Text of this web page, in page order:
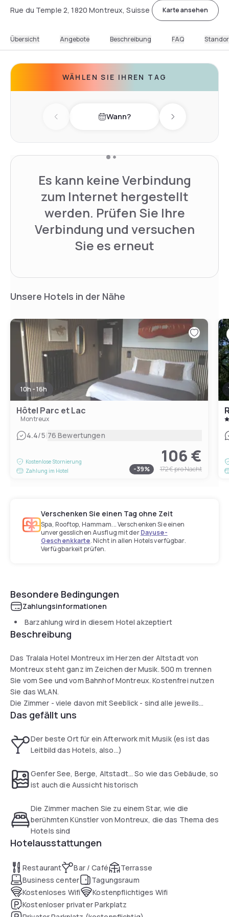
Rue du Temple 2, 1820 Montreux, Suisse Karte ansehen
Übersicht Angebote Beschreibung FAQ
WÄHLEN SIE IHREN TAG
Previous day Wann? Next day
Es kann keine Verbindung
zum Internet hergestellt
werden. Prüfen Sie Ihre
Verbindung und versuchen
Sie es erneut
Unsere Hotels in der Nähe
10h - 16h
Hôtel Parc et Lac
Montreux
4.4/5|76 Bewertungen
Kostenlose Stornierung
Zahlung im Hotel
106 €
-39% 172 €pro Nacht
Verschenken Sie einen Tag ohne Zeit
Spa, Rooftop, Hammam... Verschenken Sie einen
unvergesslichen Ausflug mit derDayuse-
Geschenkkarte. Nicht in allen Hotels verfügbar.
Verfügbarkeit prüfen.
Besondere Bedingungen
Zahlungsinformationen
Barzahlung wird in diesem Hotel akzeptiert
Beschreibung
Das Tralala Hotel Montreux im Herzen der Altstadt von
Montreux steht ganz im Zeichen der Musik. 500 m trennen
Sie vom See und vom Bahnhof Montreux. Kostenfrei nutzen
Sie das WLAN.
Die Zimmer - viele davon mit Seeblick - sind alle jeweils
einem Künstler gewidmet, der zum Ruf von Montreux als
Zimmer über Flachbild-TV.
An der Bar des Tralala verweilen Sie bei einer Auswahl an
Kantonen Waadt und Wallis.
Das gefällt uns
Der beste Ort für ein Afterwork mit Musik (es ist das
Leitbild das Hotels, also...)
Genfer See, Berge, Altstadt... So wie das Gebäude, so
ist auch die Aussicht historisch
Die Zimmer machen Sie zu einem Star, wie die
berühmten Künstler von Montreux, die das Thema des
Hotels sind
Hotelausstattungen
Restaurant Bar / Café
Terrasse
Business center
Tagungsraum
Kostenloses Wifi
Kostenpflichtiges Wifi
Kostenloser privater Parkplatz